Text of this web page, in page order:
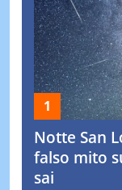
Notte San
falso mito
sai